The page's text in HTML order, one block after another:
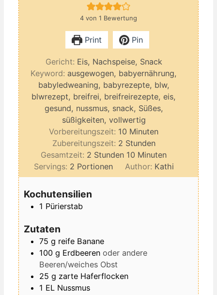
4 von 1 Bewertung
Print Pin
Gericht: Eis, Nachspeise, Snack
Keyword: ausgewogen, babyernährung,
babyledweaning, babyrezepte, blw,
blwrezept, breifrei, breifreirezepte, eis,
gesund, nussmus, snack, Süßes,
süßigkeiten, vollwertig
Vorbereitungszeit: 10 Minuten
Minuten
Zubereitungszeit: 2Stunden
Stunden
Gesamtzeit: 2 Stunden
Stunden 10 Minuten
Minuten
Servings: 2 Portionen Author: Kathi
Kochutensilien
1 Pürierstab
Zutaten
75 g reife Banane
100 g Erdbeeren oder andere
Beeren/weiches Obst
25 g zarte Haferflocken
1 EL Nussmus